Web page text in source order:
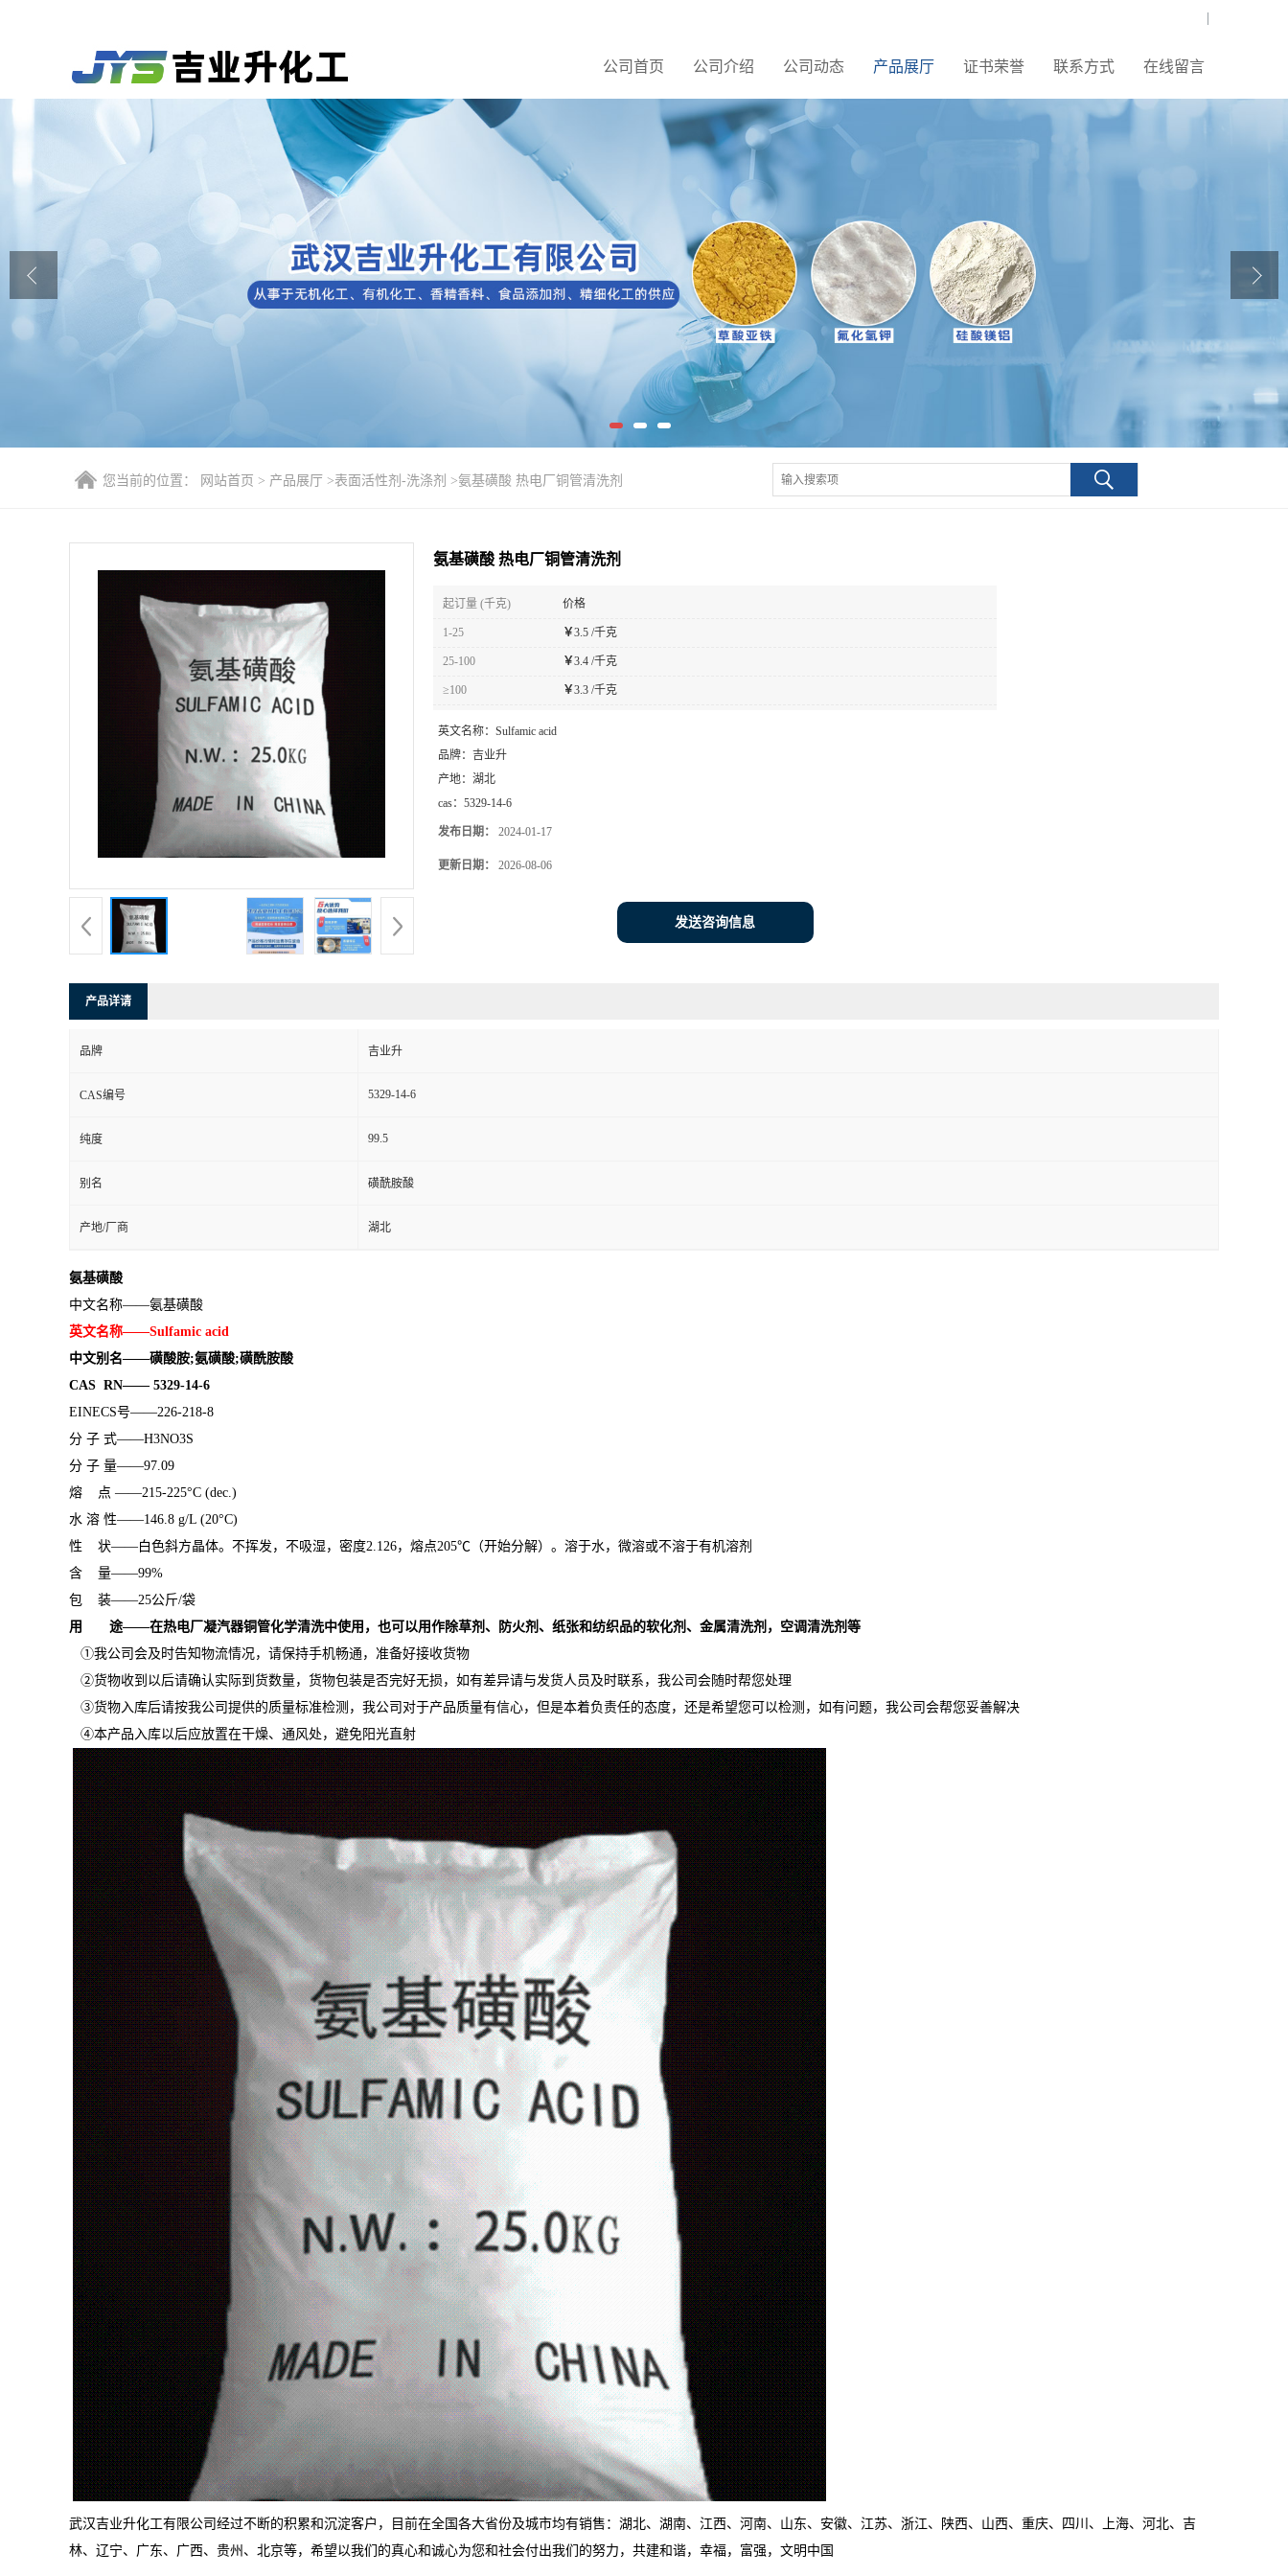
公司首页 公司介绍 公司动态 产品展厅 证书荣誉 联系方式 在线留言
公司首页
产品展厅
联系方式
您当前的位置： 网站首页 > 产品展厅 >表面活性剂-洗涤剂 >氨基磺酸 热电厂铜管清洗剂
氨基磺酸 热电厂铜管清洗剂
起订量 (千克) 价格
1-25 ￥3.5 /千克
25-100 ￥3.4 /千克
≥100 ￥3.3 /千克
英文名称： Sulfamic acid
品牌： 吉业升
产地： 湖北
cas： 5329-14-6
发布日期： 2024-01-17
更新日期： 2026-08-06
发送咨询信息
产品详请
品牌 吉业升
CAS编号 5329-14-6
纯度 99.5
别名 磺酰胺酸
产地/厂商 湖北
氨基磺酸
中文名称——氨基磺酸
英文名称——Sulfamic acid
中文别名——磺酸胺;氨磺酸;磺酰胺酸
CAS RN—— 5329-14-6
EINECS号——226-218-8
分 子 式——H3NO3S
分 子 量——97.09
熔
点 ——215-225°C (dec.)
水 溶 性——146.8 g/L (20°C)
性
状——白色斜方晶体。不挥发，不吸湿，密度2.126，熔点205℃（开始分解）。溶于水，微溶或不溶于有机溶剂
含
量——99%
包
装——25公斤/袋
用 途——在热电厂凝汽器铜管化学清洗中使用，也可以用作除草剂、防火剂、纸张和纺织品的软化剂、金属清洗剂 ，空调清洗剂 等
①我公司会及时告知物流情况，请保持手机畅通，准备好接收货物
②货物收到以后请确认实际到货数量，货物包装是否完好无损，如有差异请与发货人员及时联系，我公司会随时帮您处理
③货物入库后请按我公司提供的质量标准检测，我公司对于产品质量有信心，但是本着负责任的态度，还是希望您可以检测，如有问题，我公司会帮您妥善解决
④本产品入库以后应放置在干燥、通风处，避免阳光直射
武汉吉业升化工有限公司经过不断的积累和沉淀客户，目前在全国各大省份及城市均有销售：湖北、湖南、江西、河南、山东、安徽、江苏、浙江、陕西、山西、重庆、四川、上海、河北、吉
林、辽宁、广东、广西、贵州、北京等，希望以我们的真心和诚心为您和社会付出我们的努力，共建和谐，幸福，富强，文明中国